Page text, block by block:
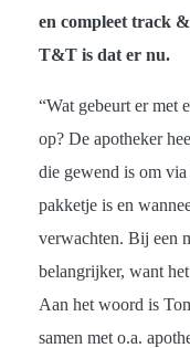
en compleet track
T&T is dat er nu.
“Wat gebeurt er met
op? De apotheker
die gewend is om
pakketje is en
verwachten. Bij een
belangrijker, want
Aan het woord is
samen met o.a.